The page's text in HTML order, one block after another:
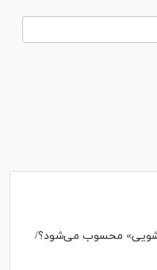
محسوب می‌شود؟/